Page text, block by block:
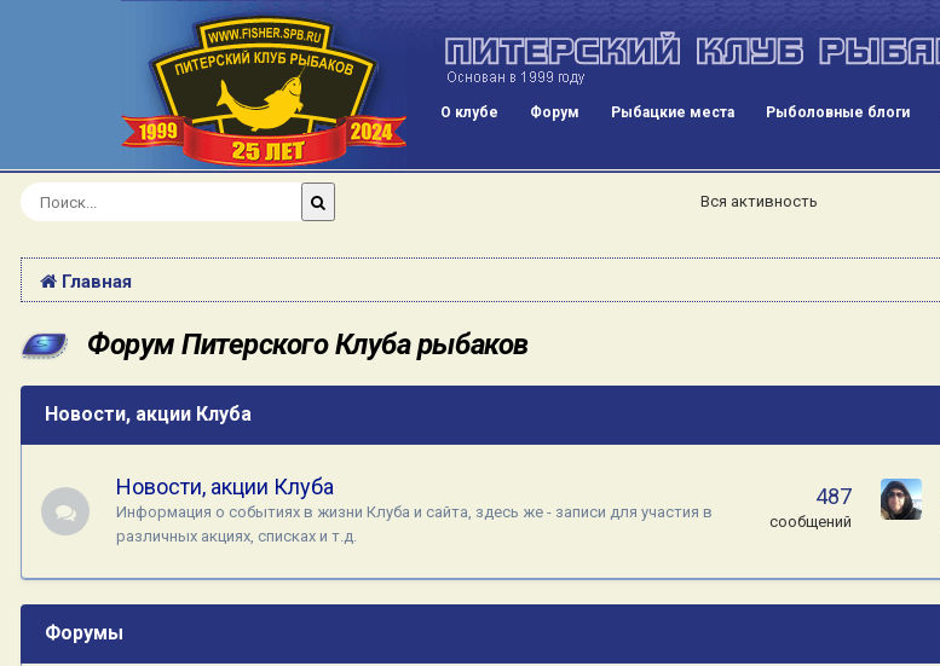
О клубе Форум Рыбацкие места Рыболовные блоги
Вся активность
Главная
Форум Питерского Клуба рыбаков
Новости, акции Клуба
Новости, акции Клуба
Информация о событиях в жизни Клуба и сайта, здесь же - записи для участия в
различных акциях, списках и т.д.
487
сообщений
Форумы